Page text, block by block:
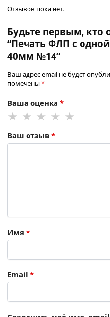
Отзывов пока нет.
Будьте первым, кто
“Печать ФЛП с
40мм №14”
Ваш адрес email не будет
помечены *
Ваша оценка *
Ваш отзыв *
Имя *
Email *